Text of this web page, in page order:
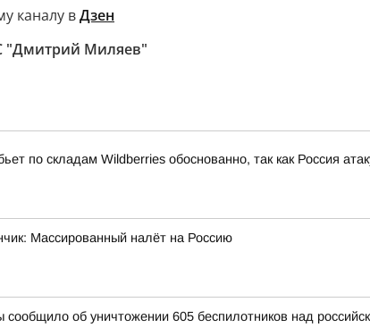
каналу вДзен
"Дмитрий Миляев"
по складам Wildberries обоснованно, так как Россия
Массированный налёт на Россию
сообщило об уничтожении 605 беспилотников над